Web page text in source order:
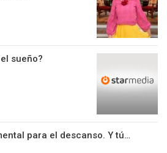
sueño?
para el descanso. Y tú…